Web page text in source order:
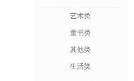
艺术类
童书类
其他类
生活类